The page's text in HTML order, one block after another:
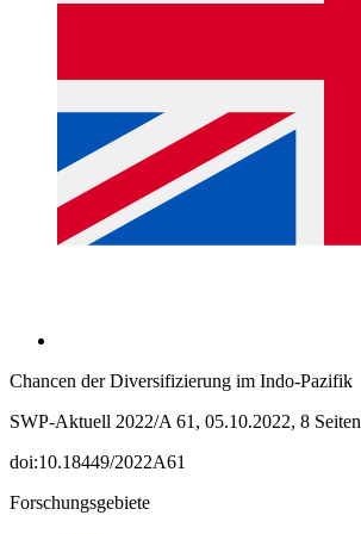
Chancen der Diversifizierung im Indo-Pazifik
SWP-Aktuell 2022/A 61, 05.10.2022, 8 Seiten
doi:10.18449/2022A61
Forschungsgebiete